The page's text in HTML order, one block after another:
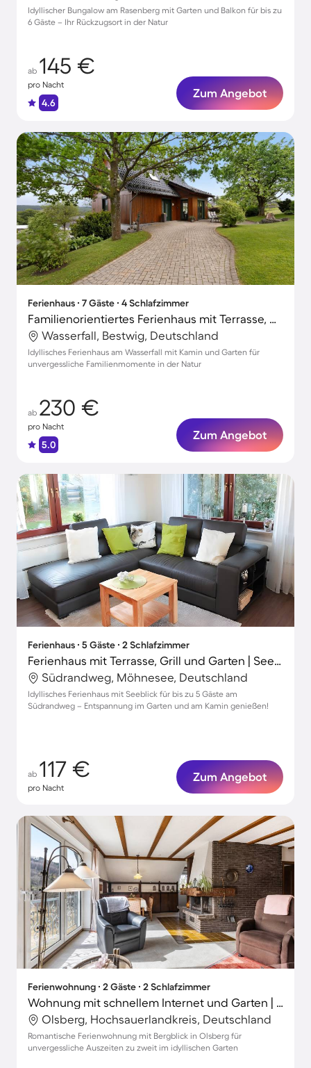
Idyllischer Bungalow am Rasenberg mit Garten und Balkon für bis zu
6 Gäste – Ihr Rückzugsort in der Natur
ab 145 €
pro Nacht
4.6
Zum Angebot
Ferienhaus ∙ 7 Gäste ∙ 4 Schlafzimmer
Familienorientiertes Ferienhaus mit Terrasse, Garten und schnellem Internet | Gartenblick
Wasserfall, Bestwig, Deutschland
Idyllisches Ferienhaus am Wasserfall mit Kamin und Garten für
unvergessliche Familienmomente in der Natur
ab 230 €
pro Nacht
5.0
Zum Angebot
Ferienhaus ∙ 5 Gäste ∙ 2 Schlafzimmer
Ferienhaus mit Terrasse, Grill und Garten | Seeblick
Südrandweg, Möhnesee, Deutschland
Idyllisches Ferienhaus mit Seeblick für bis zu 5 Gäste am
Südrandweg – Entspannung im Garten und am Kamin genießen!
ab 117 €
pro Nacht
Zum Angebot
Ferienwohnung ∙ 2 Gäste ∙ 2 Schlafzimmer
Wohnung mit schnellem Internet und Garten | Gartenblick
Olsberg, Hochsauerlandkreis, Deutschland
Romantische Ferienwohnung mit Bergblick in Olsberg für
unvergessliche Auszeiten zu zweit im idyllischen Garten